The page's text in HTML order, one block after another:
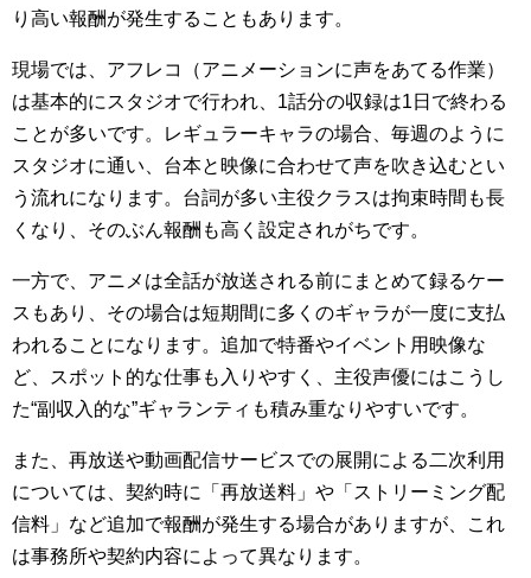
り高い報酬が発生することもあります。
現場では、アフレコ（アニメーションに声をあてる作業）
は基本的にスタジオで行われ、1話分の収録は1日で終わる
ことが多いです。レギュラーキャラの場合、毎週のように
スタジオに通い、台本と映像に合わせて声を吹き込むとい
う流れになります。台詞が多い主役クラスは拘束時間も長
くなり、そのぶん報酬も高く設定されがちです。
一方で、アニメは全話が放送される前にまとめて録るケー
スもあり、その場合は短期間に多くのギャラが一度に支払
われることになります。追加で特番やイベント用映像な
ど、スポット的な仕事も入りやすく、主役声優にはこうし
た“副収入的な”ギャランティも積み重なりやすいです。
また、再放送や動画配信サービスでの展開による二次利用
については、契約時に「再放送料」や「ストリーミング配
信料」など追加で報酬が発生する場合がありますが、これ
は事務所や契約内容によって異なります。